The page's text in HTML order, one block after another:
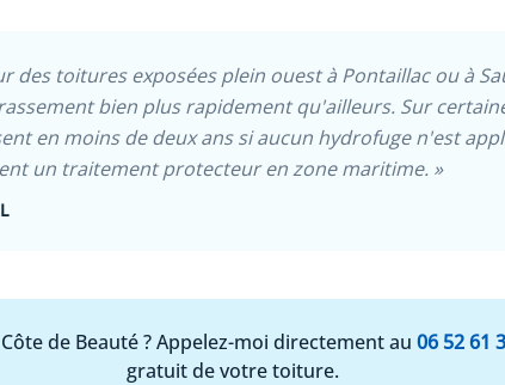
des toitures exposées plein ouest à Pontaillac ou à
bien plus rapidement qu'ailleurs. Sur
en moins de deux ans si aucun hydrofuge n'est
un traitement protecteur en zone maritime. »
de Beauté ? Appelez-moi directement au 06 52 61
gratuit de votre toiture.